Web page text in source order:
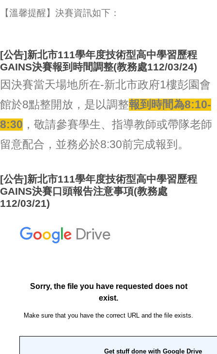
【溫馨提醒】決賽資訊如下：
[公告]新北市111學年度技術型高中學習歷程
GAINS決賽報到時間調整(教務處112/03/24)
因決賽當天場地所在-新北市政府1樓彭園會
館於8點整開放，是以調整報到時間為8:10-
8:30 ，敬請參賽學生、指導教師或帶隊老師
留意配合，並務必於8:30前完成報到。
[公告]新北市111學年度技術型高中學習歷程
GAINS決賽口頭報告注意事項(教務處
112/03/21)